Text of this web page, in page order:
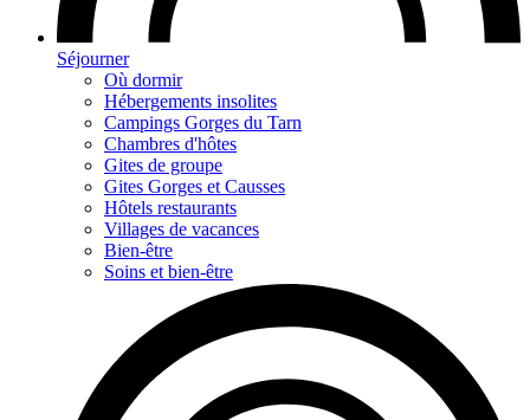
Séjourner
Où dormir
Hébergements insolites
Campings Gorges du Tarn
Chambres d'hôtes
Gites de groupe
Gites Gorges et Causses
Hôtels restaurants
Villages de vacances
Bien-être
Soins et bien-être